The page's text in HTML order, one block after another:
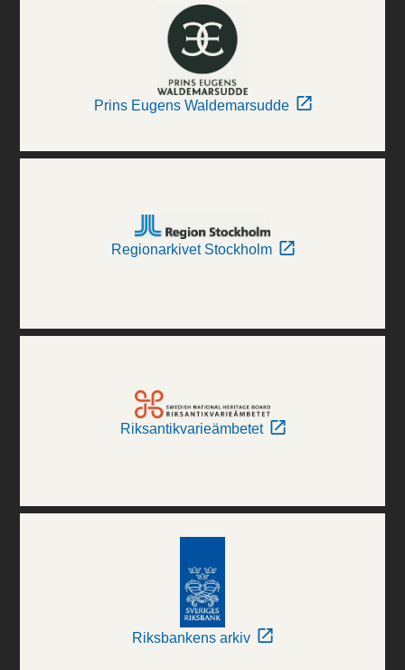
Prins Eugens Waldemarsudde
Regionarkivet Stockholm
Riksantikvarieämbetet
Riksbankens arkiv